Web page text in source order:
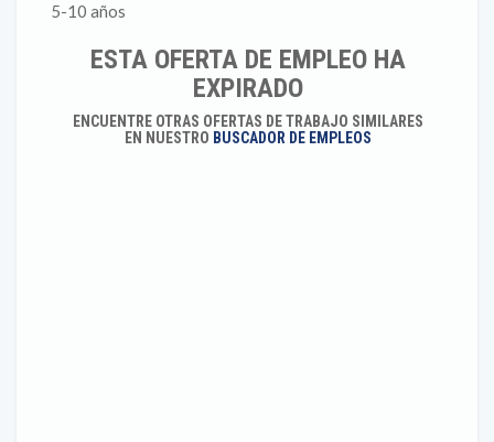
5-10 años
ESTA OFERTA DE EMPLEO HA
EXPIRADO
ENCUENTRE OTRAS OFERTAS DE TRABAJO SIMILARES
EN NUESTRO BUSCADOR DE EMPLEOS